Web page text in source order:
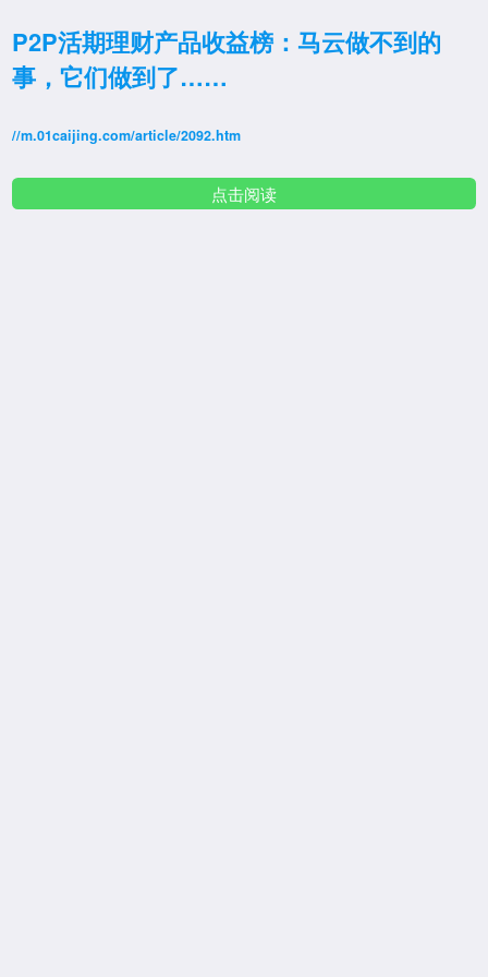
P2P活期理财产品收益榜：马云做不到的
事，它们做到了……
//m.01caijing.com/article/2092.htm
点击阅读